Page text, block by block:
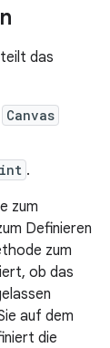
das
Canvas
.
zum
Definieren
zum
ob das
auf dem
die